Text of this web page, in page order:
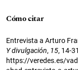
Cómo citar
Entrevista a Arturo
Y divulgación, 15, 14-
https://veredes.es/